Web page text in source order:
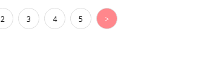
2 3 4 5 >